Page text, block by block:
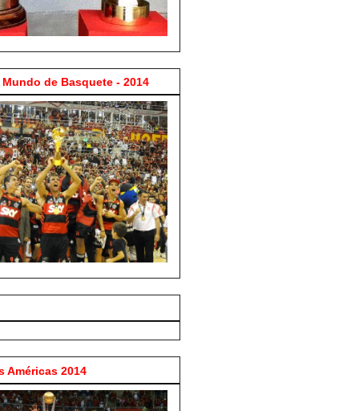
de Basquete - 2014
Américas 2014